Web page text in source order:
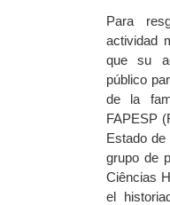
Para
actividad
que su
público
de la
FAPESP (
Estado
grupo de
Ciências
el